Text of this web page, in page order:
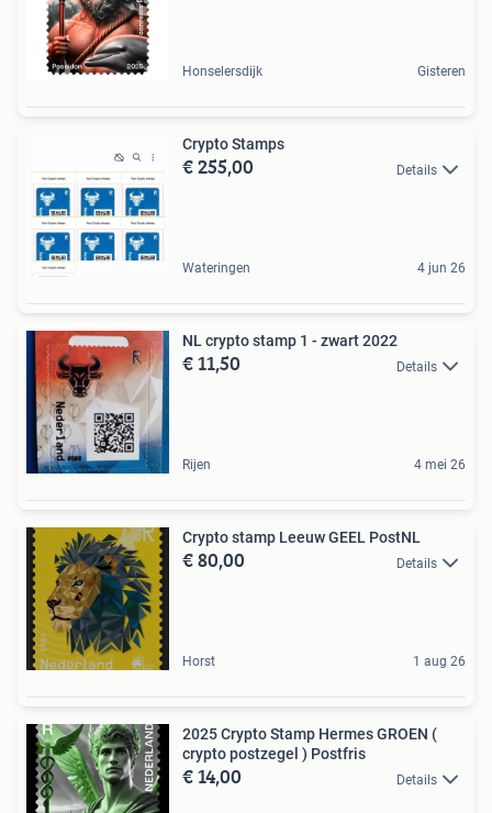
Honselersdijk Gisteren
Crypto Stamps
€ 255,00 Details
Wateringen 4 jun 26
NL crypto stamp 1 - zwart 2022
€ 11,50 Details
Rijen 4 mei 26
Crypto stamp Leeuw GEEL PostNL
€ 80,00 Details
Horst 1 aug 26
2025 Crypto Stamp Hermes GROEN (
crypto postzegel ) Postfris
€ 14,00 Details